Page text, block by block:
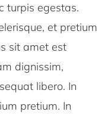
turpis egestas.
et pretium
sit amet est
dignissim,
libero. In
pretium. In